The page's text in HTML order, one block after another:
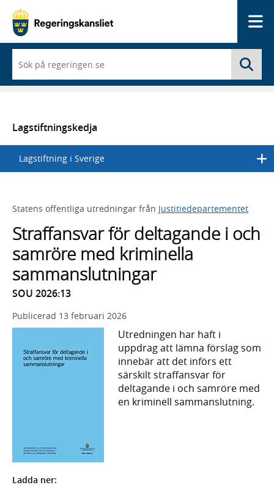
du
börjar
skriva
en
lista
med
sökförslag
Lagstiftningskedja
Lagstiftning i Sverige
Statens offentliga utredningar från Justitiedepartementet
Straffansvar för deltagande i och
samröre med kriminella
sammanslutningar
SOU 2026:13
Publicerad 13 februari 2026
Utredningen har haft i
uppdrag att lämna förslag som
innebär att det införs ett
särskilt straffansvar för
deltagande i och samröre med
en kriminell sammanslutning.
Ladda ner: